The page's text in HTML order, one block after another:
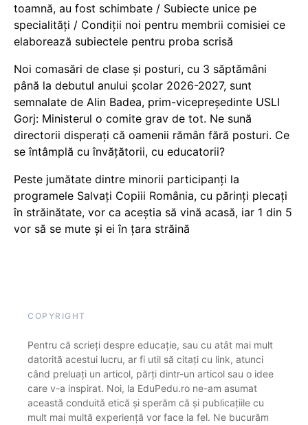
toamnă, au fost schimbate / Subiecte unice pe
specialități / Condiții noi pentru membrii comisiei ce
elaborează subiectele pentru proba scrisă
Noi comasări de clase și posturi, cu 3 săptămâni
până la debutul anului școlar 2026-2027, sunt
semnalate de Alin Badea, prim-vicepreședinte USLI
Gorj: Ministerul o comite grav de tot. Ne sună
directorii disperați că oamenii rămân fără posturi. Ce
se întâmplă cu învățătorii, cu educatorii?
Peste jumătate dintre minorii participanți la
programele Salvați Copiii România, cu părinți plecați
în străinătate, vor ca aceștia să vină acasă, iar 1 din 5
vor să se mute și ei în țara străină
COPYRIGHT
Pentru că scrieți despre educație, sau cu atât mai mult
datorită acestui lucru, ar fi util să citați cu link, atunci
când preluați un articol, părți dintr-un articol sau o idee
care v-a inspirat. Noi, la EduPedu.ro ne-am asumat
această conduită etică și sperăm că și publicațiile cu
mult mai multă experiență vor face la fel. Ne bucurăm